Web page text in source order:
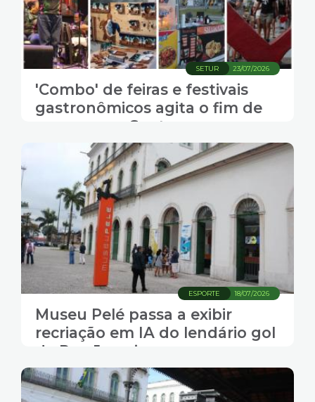
23/07/2026
SETUR
'Combo' de feiras e festivais
gastronômicos agita o fim de
semana em Santos
18/07/2026
ESPORTE
Museu Pelé passa a exibir
recriação em IA do lendário gol
da Rua Javari